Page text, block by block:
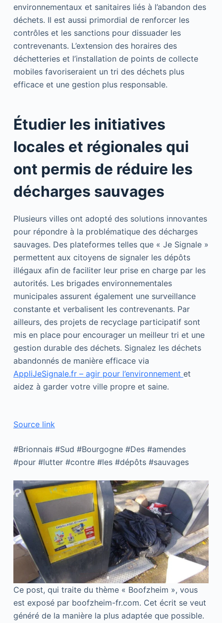
environnementaux et sanitaires liés à l’abandon des
déchets. Il est aussi primordial de renforcer les
contrôles et les sanctions pour dissuader les
contrevenants. L’extension des horaires des
déchetteries et l’installation de points de collecte
mobiles favoriseraient un tri des déchets plus
efficace et une gestion plus responsable.
Étudier les initiatives
locales et régionales qui
ont permis de réduire les
décharges sauvages
Plusieurs villes ont adopté des solutions innovantes
pour répondre à la problématique des décharges
sauvages. Des plateformes telles que « Je Signale »
permettent aux citoyens de signaler les dépôts
illégaux afin de faciliter leur prise en charge par les
autorités. Les brigades environnementales
municipales assurent également une surveillance
constante et verbalisent les contrevenants. Par
ailleurs, des projets de recyclage participatif sont
mis en place pour encourager un meilleur tri et une
gestion durable des déchets. Signalez les déchets
abandonnés de manière efficace via
AppliJeSignale.fr – agir pour l’environnement et
aidez à garder votre ville propre et saine.
Source link
#Brionnais #Sud #Bourgogne #Des #amendes
#pour #lutter #contre #les #dépôts #sauvages
Ce post, qui traite du thème « Boofzheim », vous
est exposé par boofzheim-fr.com. Cet écrit se veut
généré de la manière la plus adaptée que possible.